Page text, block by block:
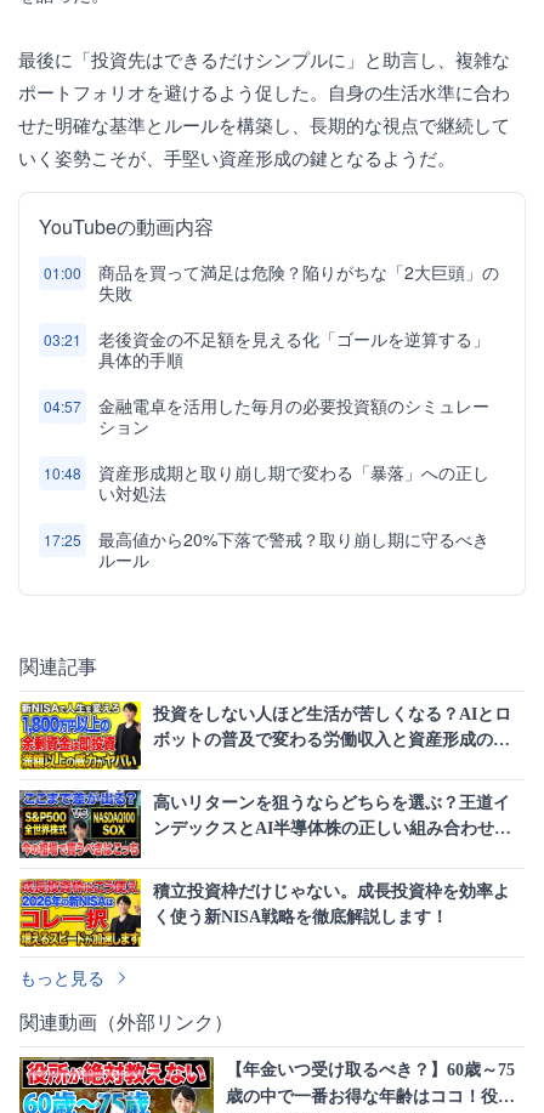
最後に「投資先はできるだけシンプルに」と助言し、複雑な
ポートフォリオを避けるよう促した。自身の生活水準に合わ
せた明確な基準とルールを構築し、長期的な視点で継続して
いく姿勢こそが、手堅い資産形成の鍵となるようだ。
YouTubeの動画内容
01:00
商品を買って満足は危険？陥りがちな「2大巨頭」の
失敗
03:21
老後資金の不足額を見える化「ゴールを逆算する」
具体的手順
04:57
金融電卓を活用した毎月の必要投資額のシミュレー
ション
10:48
資産形成期と取り崩し期で変わる「暴落」への正し
い対処法
17:25
最高値から20%下落で警戒？取り崩し期に守るべき
ルール
関連記事
投資をしない人ほど生活が苦しくなる？AIとロ
ボットの普及で変わる労働収入と資産形成の常
高いリターンを狙うならどちらを選ぶ？王道イ
ンデックスとAI半導体株の正しい組み合わせを
積立投資枠だけじゃない。成長投資枠を効率よ
く使う新NISA戦略を徹底解説します！
もっと見る
関連動画（外部リンク）
【年金いつ受け取るべき？】60歳～75
歳の中で一番お得な年齢はココ！役所